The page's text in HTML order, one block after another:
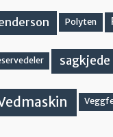
Polyten
sagkjede